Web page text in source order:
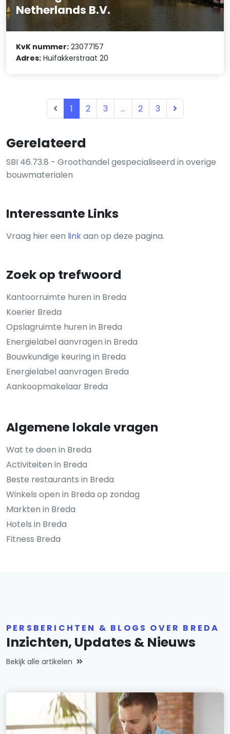
Gerelateerd
SBI 46.73.8 - Groothandel gespecialiseerd in overige
bouwmaterialen
Interessante Links
Vraag hier een linkaan op deze pagina.
Zoek op trefwoord
Kantoorruimte huren in Breda
Koerier Breda
Opslagruimte huren in Breda
Energielabel aanvragen in Breda
Bouwkundige keuring in Breda
Energielabel aanvragen Breda
Aankoopmakelaar Breda
Algemene lokale vragen
Wat te doen in Breda
Activiteiten in Breda
Beste restaurants in Breda
Winkels open in Breda op zondag
Markten in Breda
Hotels in Breda
Fitness Breda
Netherlands B.V.
KvK nummer: 23077157
Adres: Huifakkerstraat 20
1 2 3 ... 2 3
PERSBERICHTEN & BLOGS OVER BREDA
Inzichten, Updates & Nieuws
Bekijk alle artikelen